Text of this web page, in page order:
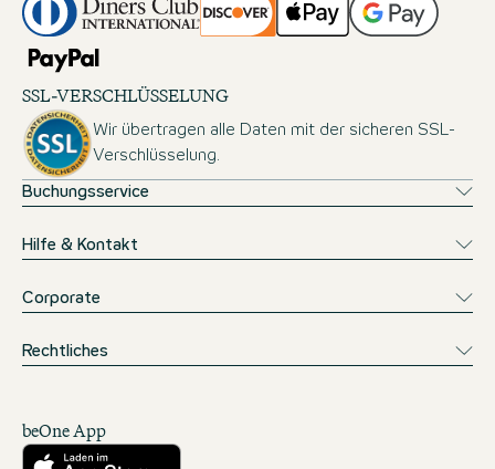
SSL-VERSCHLÜSSELUNG
Wir übertragen alle Daten mit der sicheren SSL-
Verschlüsselung.
Buchungsservice
Hilfe & Kontakt
Corporate
Rechtliches
beOne App
Herunterladen aus dem App Store